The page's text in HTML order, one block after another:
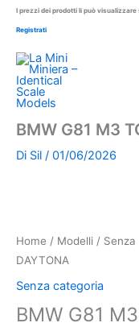
I prezzi dei prodotti li può
Registrati
BMW G81 M3
Di Sil / 01/06/2026
Home / Modelli /
DAYTONA
Senza categoria
BMW G81